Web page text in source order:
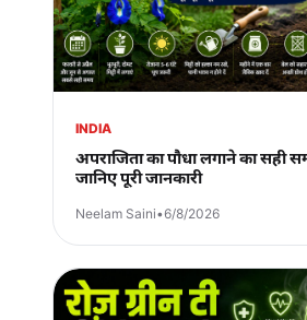
INDIA
अपराजिता का पौधा लगाने का सही
जानिए पूरी जानकारी
Neelam Saini•6/8/2026